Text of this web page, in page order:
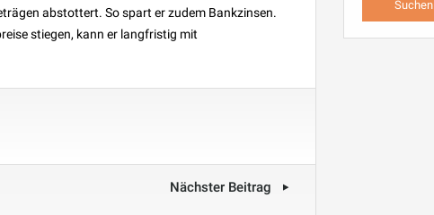
abstottert. So spart er zudem Bankzinsen.
stiegen, kann er langfristig mit
Nächster Beitrag